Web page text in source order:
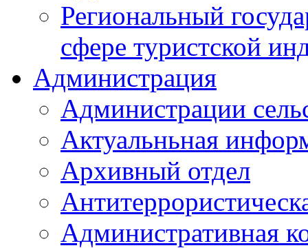
Региональный
сфере туристской
Администрация
Администрации
Актуальньная
Архивный отдел
Административная